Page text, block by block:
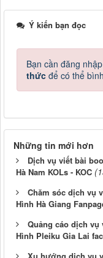
Ý kiến bạn đọc
Bạn cần đăng
thức để có thể
Những tin mới hơn
Dịch vụ viết bài
Hà Nam KOLs - KOC
Chăm sóc dịch vụ
Hình Hà Giang
Quảng cáo dịch vụ
Hình Pleiku Gia Lai